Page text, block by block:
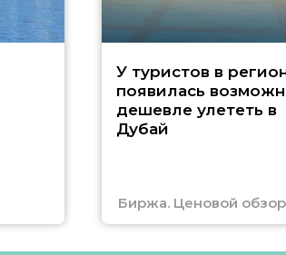
У туристов в
появилась
дешевле улететь в
Дубай
Биржа. Ценовой обзор